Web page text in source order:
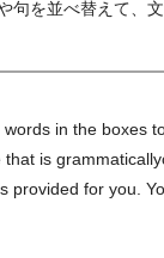
句を並べ替えて、
words in the boxes
is
provided for you.